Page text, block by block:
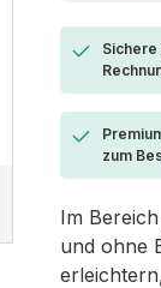
Sichere
zum
Im
und ohne